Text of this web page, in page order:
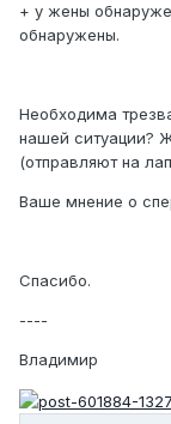
+ у жены
обнаружены.
Необходима
нашей ситуации?
(отправляют на
Ваше мнение о
Спасибо.
----
Владимир